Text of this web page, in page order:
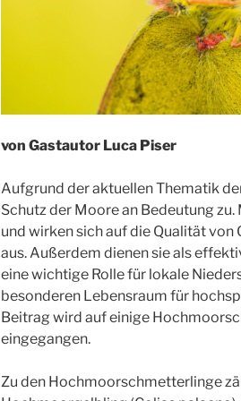
von Gastautor Luca Piser
Aufgrund der aktuellen Thematik
Schutz der Moore an Bedeutung
und wirken sich auf die Qualität
aus. Außerdem dienen sie als
eine wichtige Rolle für lokale
besonderen Lebensraum für
Beitrag wird auf einige
eingegangen.
Zu den Hochmoorschmetterlinge